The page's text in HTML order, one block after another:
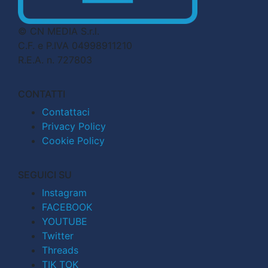
© CN MEDIA S.r.l.
C.F. e P.IVA 04998911210
R.E.A. n. 727803
CONTATTI
Contattaci
Privacy Policy
Cookie Policy
SEGUICI SU
Instagram
FACEBOOK
YOUTUBE
Twitter
Threads
TIK TOK